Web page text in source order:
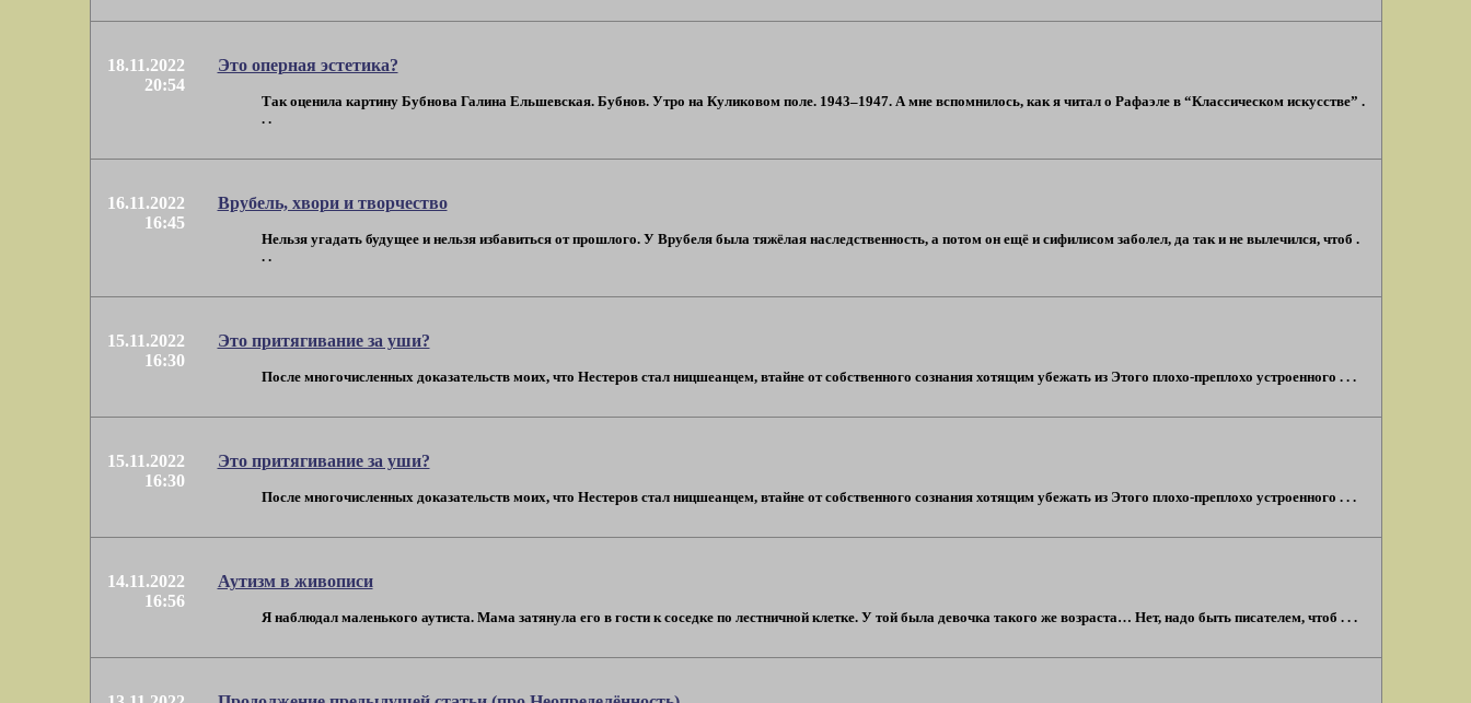
18.11.2022
20:54
Это оперная эстетика?
Так оценила картину Бубнова Галина Ельшевская. Бубнов. Утро на Куликовом поле. 1943–1947. А мне вспомнилось, как я читал о Рафаэле в “Классическом искусстве” .
. .
16.11.2022
16:45
Врубель, хвори и творчество
Нельзя угадать будущее и нельзя избавиться от прошлого. У Врубеля была тяжёлая наследственность, а потом он ещё и сифилисом заболел, да так и не вылечился, чтоб .
. .
15.11.2022
16:30
Это притягивание за уши?
После многочисленных доказательств моих, что Нестеров стал ницшеанцем, втайне от собственного сознания хотящим убежать из Этого плохо-преплохо устроенного . . .
15.11.2022
16:30
Это притягивание за уши?
После многочисленных доказательств моих, что Нестеров стал ницшеанцем, втайне от собственного сознания хотящим убежать из Этого плохо-преплохо устроенного . . .
14.11.2022
16:56
Аутизм в живописи
Я наблюдал маленького аутиста. Мама затянула его в гости к соседке по лестничной клетке. У той была девочка такого же возраста… Нет, надо быть писателем, чтоб . . .